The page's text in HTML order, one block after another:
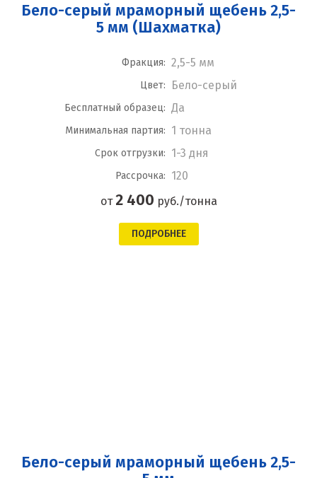
Бело-серый мраморный щебень 2,5-
5 мм (Шахматка)
Фракция: 2,5-5 мм
Цвет: Бело-серый
Бесплатный образец: Да
Минимальная партия: 1 тонна
Срок отгрузки: 1-3 дня
Рассрочка: 120
от2 400 руб./тонна
ПОДРОБНЕЕ
Бело-серый мраморный щебень 2,5-